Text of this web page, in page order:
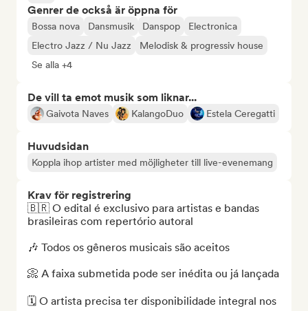
Genrer de också är öppna för
Bossa nova Dansmusik Danspop
Electronica
Electro Jazz / Nu Jazz
Melodisk & progressiv house
Se alla +4
De vill ta emot musik som liknar...
Gaivota Naves KalangoDuo Estela Ceregatti
Huvudsidan
Koppla ihop artister med möjligheter till live-evenemang
Krav för registrering
🇧🇷 O edital é exclusivo para artistas e bandas
brasileiras com repertório autoral
🎶 Todos os gêneros musicais são aceitos
📀 A faixa submetida pode ser inédita ou já lançada
🗓️ O artista precisa ter disponibilidade integral nos